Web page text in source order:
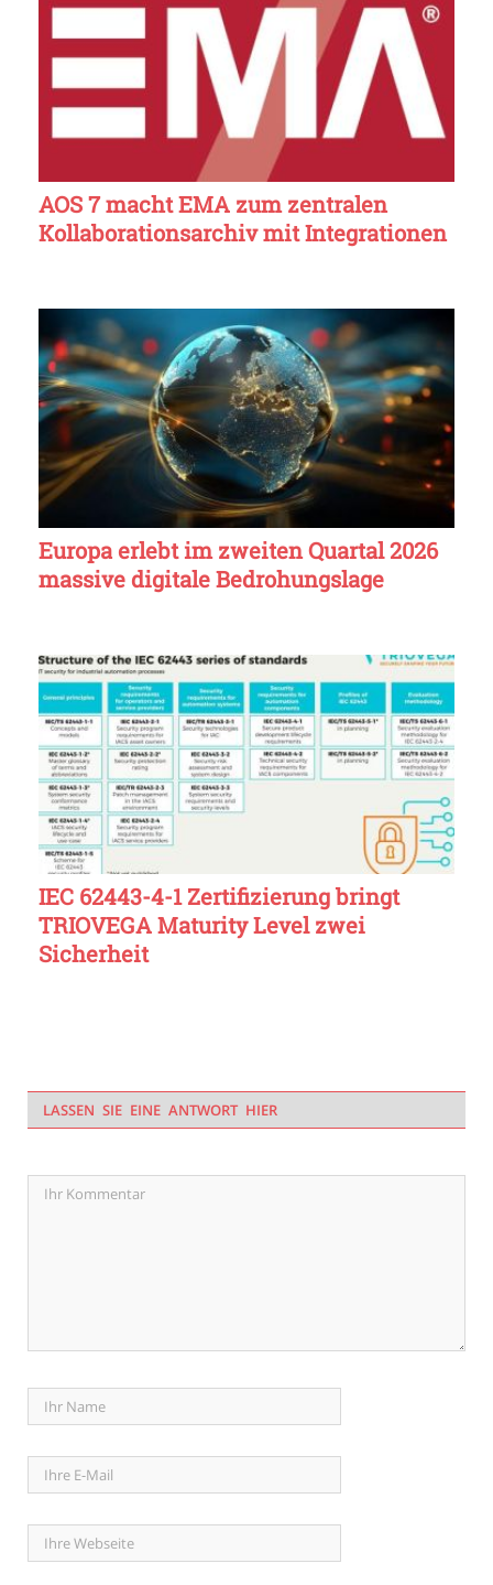
AOS 7 macht EMA zum zentralen
Kollaborationsarchiv mit Integrationen
Europa erlebt im zweiten Quartal 2026
massive digitale Bedrohungslage
IEC 62443-4-1 Zertifizierung bringt
TRIOVEGA Maturity Level zwei
Sicherheit
LASSEN SIE EINE ANTWORT HIER